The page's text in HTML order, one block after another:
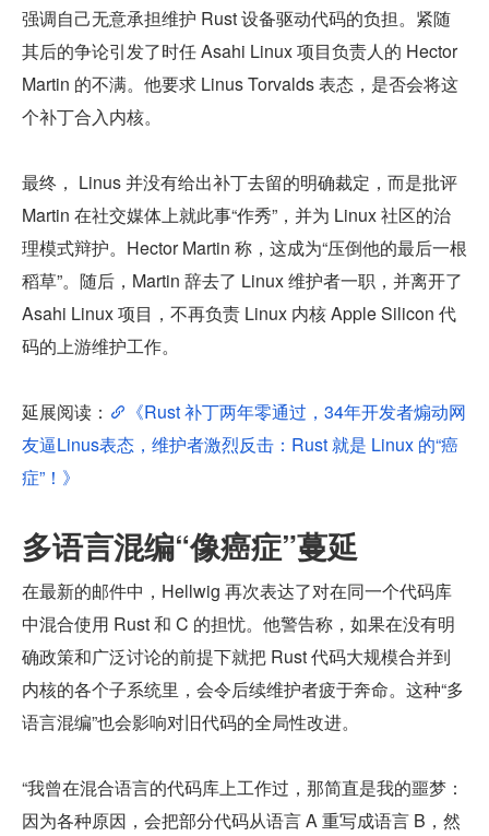
强调自己无意承担维护 Rust 设备驱动代码的负担。紧随
其后的争论引发了时任 Asahi Linux 项目负责人的 Hector
Martin 的不满。他要求 Linus Torvalds 表态，是否会将这
个补丁合入内核。
最终， Linus 并没有给出补丁去留的明确裁定，而是批评
Martin 在社交媒体上就此事“作秀”，并为 Linux 社区的治
理模式辩护。Hector Martin 称，这成为“压倒他的最后一根
稻草”。随后，Martin 辞去了 Linux 维护者一职，并离开了
Asahi Linux 项目，不再负责 Linux 内核 Apple Silicon 代
码的上游维护工作。
延展阅读：
《Rust 补丁两年零通过，34年开发者煽动网
友逼Linus表态，维护者激烈反击：Rust 就是 Linux 的“癌
症”！》
多语言混编“像癌症”蔓延
在最新的邮件中，Hellwig 再次表达了对在同一个代码库
中混合使用 Rust 和 C 的担忧。他警告称，如果在没有明
确政策和广泛讨论的前提下就把 Rust 代码大规模合并到
内核的各个子系统里，会令后续维护者疲于奔命。这种“多
语言混编”也会影响对旧代码的全局性改进。
“我曾在混合语言的代码库上工作过，那简直是我的噩梦：
因为各种原因，会把部分代码从语言 A 重写成语言 B，然